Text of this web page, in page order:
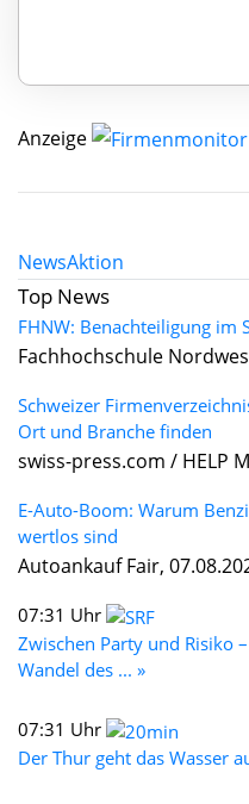
Anzeige
NewsAktion
Top News
FHNW: Benachteiligung im
Fachhochschule
Schweizer
Ort und Branche finden
swiss-press.com / HELP
E-Auto-Boom: Warum
wertlos sind
Autoankauf Fair,
07:31 Uhr
Zwischen Party und Risiko
Wandel des ... »
07:31 Uhr
Der Thur geht das Wasser